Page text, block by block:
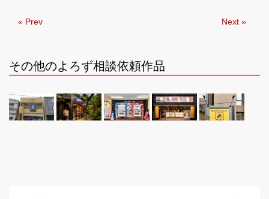
« Prev Next »
その他のよろず相談依頼作品